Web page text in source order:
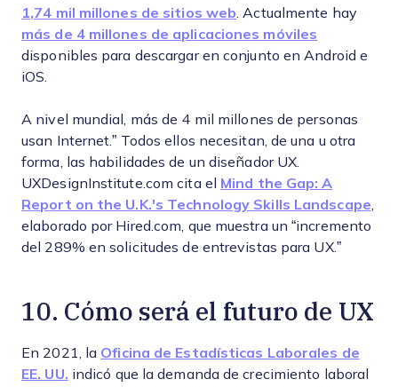
1,74 mil millones de sitios web . Actualmente hay
más de 4 millones de aplicaciones móviles
disponibles para descargar en conjunto en Android e
iOS.
A nivel mundial, más de 4 mil millones de personas
usan Internet.” Todos ellos necesitan, de una u otra
forma, las habilidades de un diseñador UX.
UXDesignInstitute.com cita el Mind the Gap: A
Report on the U.K.'s Technology Skills Landscape
elaborado por Hired.com, que muestra un “incremento
del 289% en solicitudes de entrevistas para UX.”
10. Cómo será el futuro de UX
En 2021, la Oficina de Estadísticas Laborales de
EE. UU. indicó que la demanda de crecimiento laboral